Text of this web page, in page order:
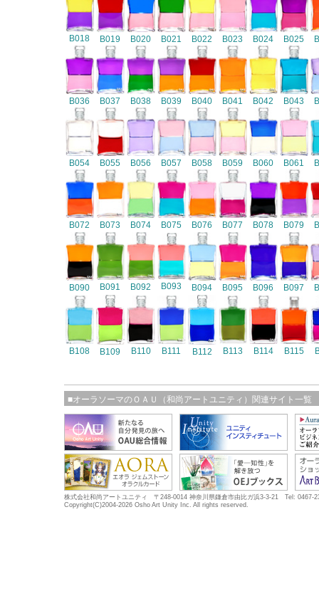
B018 B019 B020 B021 B022 B023 B024 B025
B036 B037 B038 B039 B040 B041 B042 B043
B054 B055 B056 B057 B058 B059 B060 B061
B072 B073 B074 B075 B076 B077 B078 B079
B090 B091 B092 B093 B094 B095 B096 B097
B108 B109 B110 B111 B112 B113 B114 B115
■オーラソーマのＯＡＵ（和尚アートユニティ）関連サイト一覧
株式会社和尚アートユニティ 〒248-0014 神奈川県鎌倉市由比ガ浜3-3-21 Tel: 0467-
Copyright(C)2004-2026 Osho Art Unity Inc. All rights reserved.